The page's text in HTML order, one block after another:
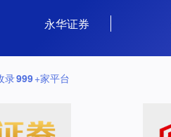
永华证券
录999+家平台